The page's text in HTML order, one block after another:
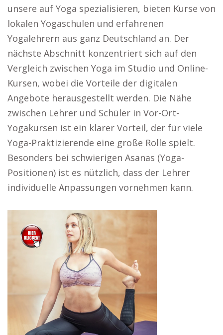
unsere auf Yoga spezialisieren, bieten Kurse von
lokalen Yogaschulen und erfahrenen
Yogalehrern aus ganz Deutschland an. Der
nächste Abschnitt konzentriert sich auf den
Vergleich zwischen Yoga im Studio und Online-
Kursen, wobei die Vorteile der digitalen
Angebote herausgestellt werden. Die Nähe
zwischen Lehrer und Schüler in Vor-Ort-
Yogakursen ist ein klarer Vorteil, der für viele
Yoga-Praktizierende eine große Rolle spielt.
Besonders bei schwierigen Asanas (Yoga-
Positionen) ist es nützlich, dass der Lehrer
individuelle Anpassungen vornehmen kann.